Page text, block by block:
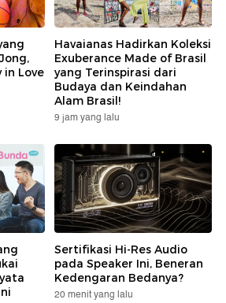
in Love
Havaianas Hadirkan Koleksi
Exuberance Made of Brasil
yang Terinspirasi dari
Budaya dan Keindahan
Alam Brasil!
9 jam yang lalu
Sertifikasi Hi-Res Audio
pada Speaker Ini, Beneran
Kedengaran Bedanya?
20 menit yang lalu